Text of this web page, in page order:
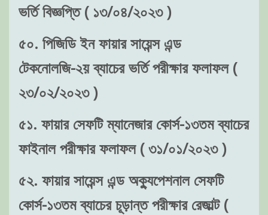
ভর্তি বিজ্ঞপ্তি ( ১৩/০৪/২০২৩ )
৫০. পিজিডি ইন ফায়ার সায়েন্স এন্ড
টেকনোলজি-২য় ব্যাচের ভর্তি পরীক্ষার ফলাফল (
২৩/০২/২০২৩ )
৫১. ফায়ার সেফটি ম্যানেজার কোর্স-১৩তম ব্যাচের
ফাইনাল পরীক্ষার ফলাফল ( ৩১/০১/২০২৩ )
৫২. ফায়ার সায়েন্স এন্ড অক্যুপেশনাল সেফটি
কোর্স-১৩তম ব্যাচের চূড়ান্ত পরীক্ষার রেজাল্ট (